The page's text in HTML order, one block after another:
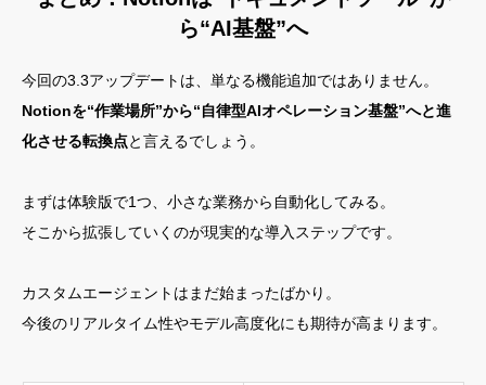
ら“AI基盤”へ
今回の3.3アップデートは、単なる機能追加ではありません。
Notionを“作業場所”から“自律型AIオペレーション基盤”へと進
化させる転換点と言えるでしょう。
まずは体験版で1つ、小さな業務から自動化してみる。
そこから拡張していくのが現実的な導入ステップです。
カスタムエージェントはまだ始まったばかり。
今後のリアルタイム性やモデル高度化にも期待が高まります。